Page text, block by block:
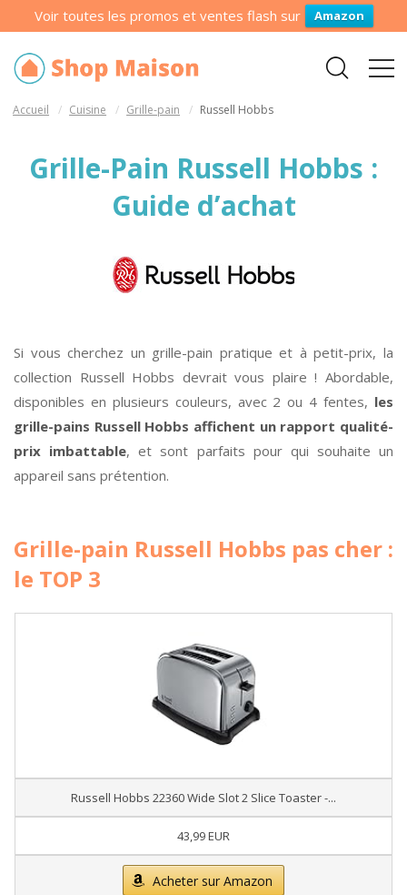
Voir toutes les promos et ventes flash sur Amazon
Accueil Cuisine Grille-pain Russell Hobbs
Grille-Pain Russell Hobbs :
Guide d’achat
Si vous cherchez un grille-pain pratique et à petit-prix, la
collection Russell Hobbs devrait vous plaire ! Abordable,
disponibles en plusieurs couleurs, avec 2 ou 4 fentes, les
grille-pains Russell Hobbs affichent un rapport qualité-
prix imbattable, et sont parfaits pour qui souhaite un
appareil sans prétention.
Grille-pain Russell Hobbs pas cher :
le TOP 3
Russell Hobbs 22360 Wide Slot 2 Slice Toaster -...
43,99 EUR
Acheter sur Amazon